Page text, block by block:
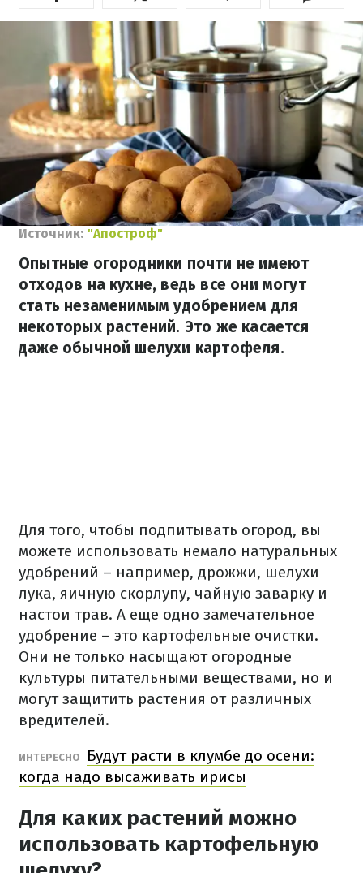
Источник: "Апостроф"
Опытные огородники почти не имеют
отходов на кухне, ведь все они могут
стать незаменимым удобрением для
некоторых растений. Это же касается
даже обычной шелухи картофеля.
Для того, чтобы подпитывать огород, вы
можете использовать немало натуральных
удобрений – например, дрожжи, шелухи
лука, яичную скорлупу, чайную заварку и
настои трав. А еще одно замечательное
удобрение – это картофельные очистки.
Они не только насыщают огородные
культуры питательными веществами, но и
могут защитить растения от различных
вредителей.
ИНТЕРЕСНО
Будут расти в клумбе до осени:
когда надо высаживать ирисы
Для каких растений можно
использовать картофельную